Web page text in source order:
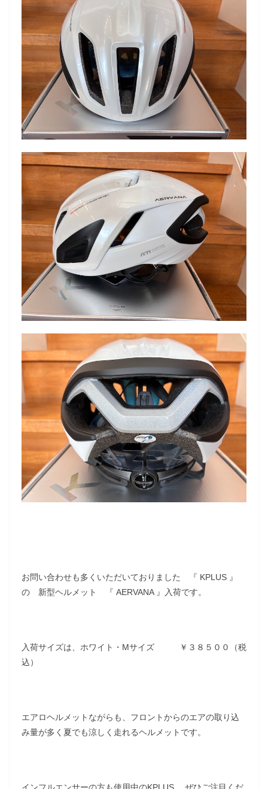
お問い合わせも多くいただいておりました 『 KPLUS 』
の 新型ヘルメット 『 AERVANA 』入荷です。
入荷サイズは、ホワイト・Mサイズ ￥３８５００（税
込）
エアロヘルメットながらも、フロントからのエアの取り込
み量が多く夏でも涼しく走れるヘルメットです。